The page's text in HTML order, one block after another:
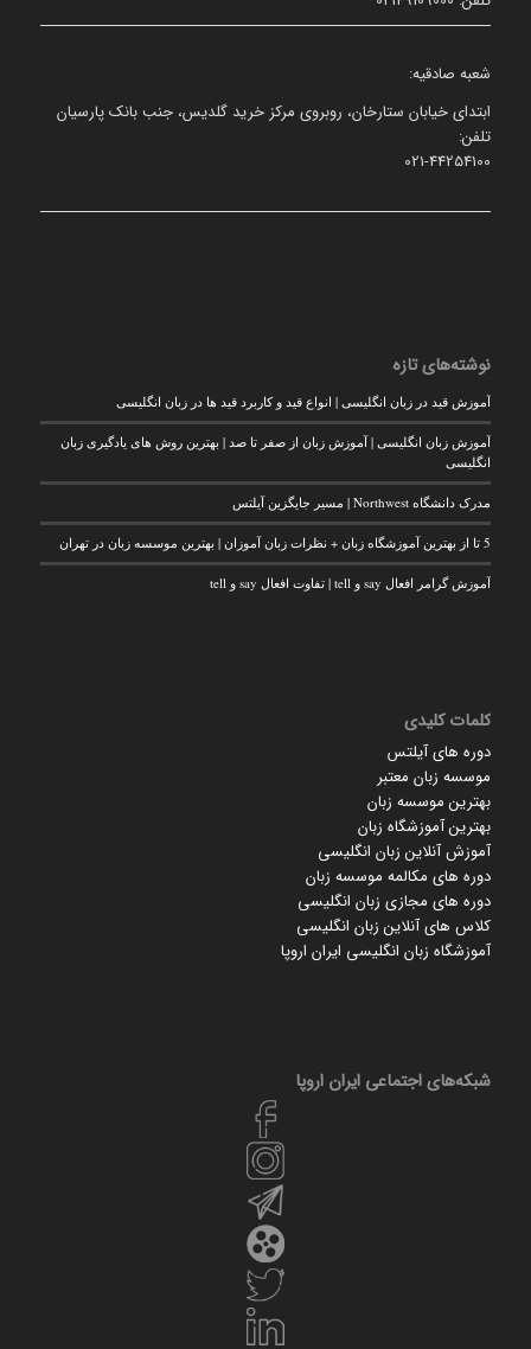
شعبه صادقیه:
ابتدای خیابان ستارخان، روبروی مرکز خرید گلدیس، جنب بانک پارسیان
تلفن:
021-44254100
نوشته‌های تازه
آموزش قید در زبان انگلیسی | انواع قید و کاربرد قید ها در زبان انگلیسی
آموزش زبان انگلیسی | آموزش زبان از صفر تا صد | بهترین روش های یادگیری زبان
انگلیسی
مدرک دانشگاه Northwest | مسیر جایگزین آیلتس
5 تا از بهترین آموزشگاه زبان + نظرات زبان آموزان | بهترین موسسه زبان در تهران
آموزش گرامر افعال say و tell | تفاوت افعال say و tell
کلمات کلیدی
دوره های آیلتس
موسسه زبان معتبر
بهترین موسسه زبان
بهترین آموزشگاه زبان
آموزش آنلاین زبان انگلیسی
دوره های مکالمه موسسه زبان
دوره های مجازی زبان انگلیسی
کلاس های آنلاین زبان انگلیسی
آموزشگاه زبان انگلیسی ایران اروپا
شبکه‌های اجتماعی ایران‌ اروپا